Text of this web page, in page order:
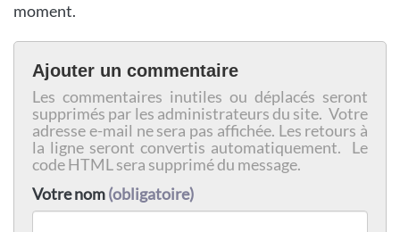
moment.
Ajouter un commentaire
Les commentaires inutiles ou déplacés seront
supprimés par les administrateurs du site. Votre
adresse e-mail ne sera pas affichée. Les retours à
la ligne seront convertis automatiquement. Le
code HTML sera supprimé du message.
Votre nom(obligatoire)